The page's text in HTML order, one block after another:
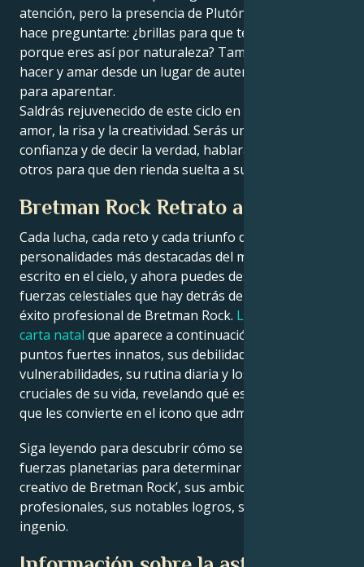
atención, pero la presencia de Plutón en Sagitario te
hace preguntarte: ¿brillas para que te validen o
porque eres así por naturaleza? También se trata de
hacer y amar desde un lugar de autenticidad, no sólo
para aparentar.
Saldrás rejuvenecido de este ciclo en relación con el
amor, la risa y la creatividad. Serás una fuente de
confianza y de decir la verdad, hablarás e inspirarás a
otros para que den rienda suelta a su verdadero yo.
Bretman Rock Retrato astrológico
Cada lucha, cada reto y cada triunfo de las
personalidades más destacadas del mundo está
escrito en el cielo, y ahora puedes descifrar las
fuerzas celestiales que hay detrás del encanto y el
éxito profesional de Bretman Rock. La lectura de la
carta natal que aparece a continuación describe sus
puntos fuertes innatos, sus debilidades, sus
vulnerabilidades, su rutina diaria y los momentos
cruciales de su vida, revelando qué es exactamente lo
que les convierte en el icono que admiramos.
Siga leyendo para descubrir cómo se alinean las
fuerzas planetarias para determinar el genio
creativo de Bretman Rock’, sus ambiciones
profesionales, sus notables logros, su sabiduría y su
ingenio.